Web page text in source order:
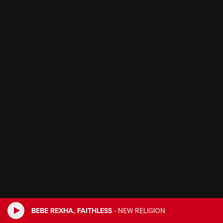
BEBE REXHA, FAITHLESS - NEW RELIGION